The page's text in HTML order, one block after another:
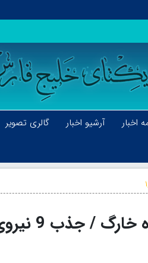
اخبار آرشیو اخبار گالری تصویر
تشریح برنامه